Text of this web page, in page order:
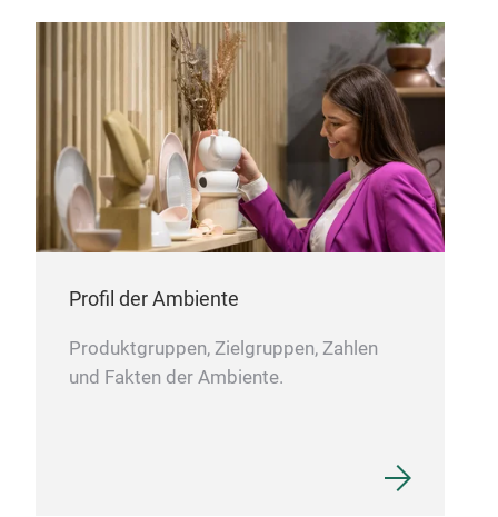
Profil der Ambiente
Produktgruppen, Zielgruppen, Zahlen
und Fakten der Ambiente.